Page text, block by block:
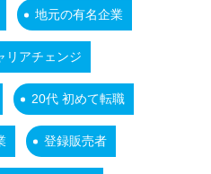
地元の有名企業
リアチェンジ
20代 初めて転職
登録販売者